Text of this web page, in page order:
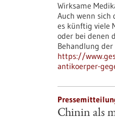
Wirksame
Auch wenn
es künftig viele
oder bei denen
Behandlung
https://
antikoerper-
Chinin als